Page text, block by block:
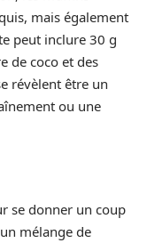
mais également
peut inclure 30 g
de coco et des
révèlent être un
ou une
se donner un coup
mélange de